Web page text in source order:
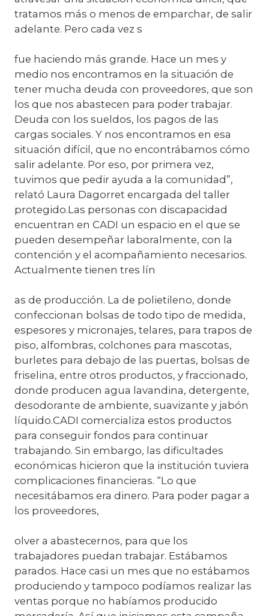
tratamos más o menos de emparchar, de salir
adelante. Pero cada vez s
fue haciendo más grande. Hace un mes y
medio nos encontramos en la situación de
tener mucha deuda con proveedores, que son
los que nos abastecen para poder trabajar.
Deuda con los sueldos, los pagos de las
cargas sociales. Y nos encontramos en esa
situación difícil, que no encontrábamos cómo
salir adelante. Por eso, por primera vez,
tuvimos que pedir ayuda a la comunidad”,
relató Laura Dagorret encargada del taller
protegido.Las personas con discapacidad
encuentran en CADI un espacio en el que se
pueden desempeñar laboralmente, con la
contención y el acompañamiento necesarios.
Actualmente tienen tres lín
as de producción. La de polietileno, donde
confeccionan bolsas de todo tipo de medida,
espesores y micronajes, telares, para trapos de
piso, alfombras, colchones para mascotas,
burletes para debajo de las puertas, bolsas de
friselina, entre otros productos, y fraccionado,
donde producen agua lavandina, detergente,
desodorante de ambiente, suavizante y jabón
líquido.CADI comercializa estos productos
para conseguir fondos para continuar
trabajando. Sin embargo, las dificultades
económicas hicieron que la institución tuviera
complicaciones financieras. “Lo que
necesitábamos era dinero. Para poder pagar a
los proveedores,
olver a abastecernos, para que los
trabajadores puedan trabajar. Estábamos
parados. Hace casi un mes que no estábamos
produciendo y tampoco podíamos realizar las
ventas porque no habíamos producido